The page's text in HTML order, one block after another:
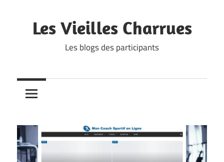
contentLes Vieilles Charrues
Les blogs des participants